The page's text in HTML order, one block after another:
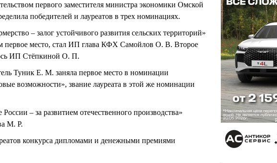
первого заместителя министра экономики Омской
победителей и лауреатов в трех номинациях.
– залог устойчивого развития сельских территорий»
первое место, стал ИП глава КФХ Самойлов О. В. Второе
ИП Стёпкиной О. П.
Туник Е. М. заняла первое место в номинации
возможности», звание лауреата в этой же номинации
– за развитием отечественного производства»
М. Р.
конкурса дипломами и денежными премиями